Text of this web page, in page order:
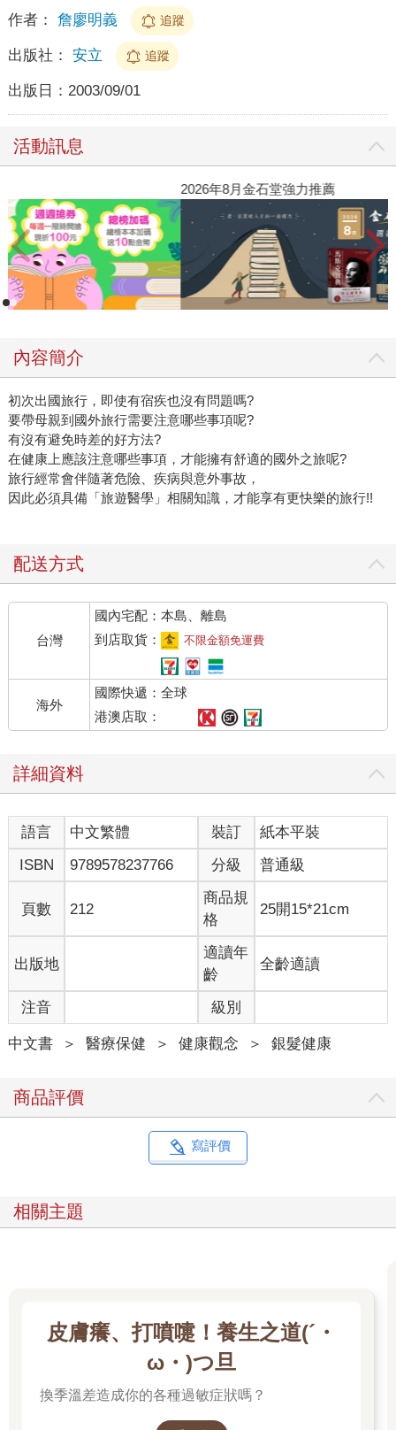
作者： 詹廖明義 追蹤
出版社： 安立 追蹤
出版日： 2003/09/01
活動訊息
閱讀漫遊錄-2026上半年暢銷榜
內容簡介
初次出國旅行，即使有宿疾也沒有問題嗎?
要帶母親到國外旅行需要注意哪些事項呢?
有沒有避免時差的好方法?
在健康上應該注意哪些事項，才能擁有舒適的國外之旅呢?
旅行經常會伴隨著危險、疾病與意外事故，
因此必須具備「旅遊醫學」相關知識，才能享有更快樂的旅行!!
配送方式
台灣
國內宅配：本島、離島
到店取貨：
不限金額免運費
海外
國際快遞：全球
港澳店取：
詳細資料
語言 中文繁體 裝訂
紙本平裝
ISBN
9789578237766 分級 普通級
頁數 212
商品規
格
25開15*21cm
出版地
適讀年
齡
全齡適讀
注音 級別
中文書 ＞ 醫療保健 ＞ 健康觀念 ＞ 銀髮健康
商品評價
寫評價
相關主題
皮膚癢、打噴嚏！養生之道(´・
ω・)つ旦
換季溫差造成你的各種過敏症狀嗎？